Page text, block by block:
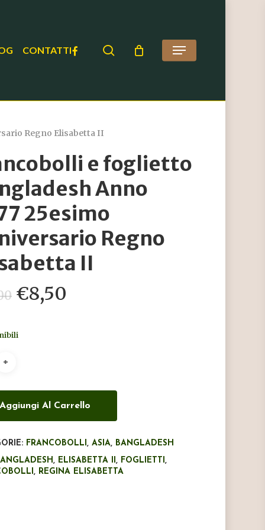
CONTATTIFACEBOOK search Menu
Regno Elisabetta II
e foglietto
Anno
25esimo
Regno
II
Il
prezzo
originale
€8,50
Aggiungi Al Carrello
FRANCOBOLLI,ASIA, BANGLADESH
, ELISABETTA II, FOGLIETTI,
, REGINA ELISABETTA